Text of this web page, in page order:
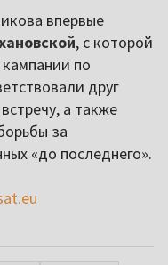
впервые
, с которой
по
друг
а также
за
«до последнего».